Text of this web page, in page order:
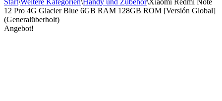
Start\Weitere Kategorien\Handy und Zubehör\Xiaomi Redmi Note
12 Pro 4G Glacier Blue 6GB RAM 128GB ROM [Versión Global]
(Generalüberholt)
Angebot!